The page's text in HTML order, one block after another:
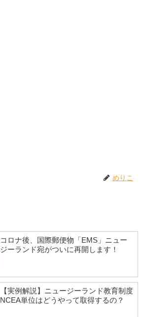
めりこ
コロナ後、国際郵便物「EMS」ニュー
ジーランド宛がついに再開します！
【実例解説】ニュージーランド教育制度
NCEA単位はどうやって取得するの？